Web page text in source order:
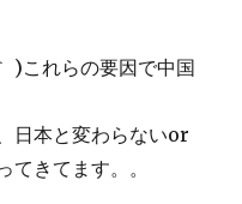
)これらの要因で中国
日本と変わらないor
てきてます。。